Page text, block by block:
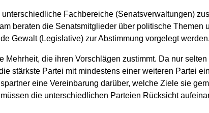
Fachbereiche (Senatsverwaltungen)
beraten die Senatsmitglieder über politische Themen
Gewalt (Legislative) zur Abstimmung vorgelegt werden.
Mehrheit, die ihren Vorschlägen zustimmt. Da nur
stärkste Partei mit mindestens einer weiteren Partei
eine Vereinbarung darüber, welche Ziele sie
die unterschiedlichen Parteien Rücksicht